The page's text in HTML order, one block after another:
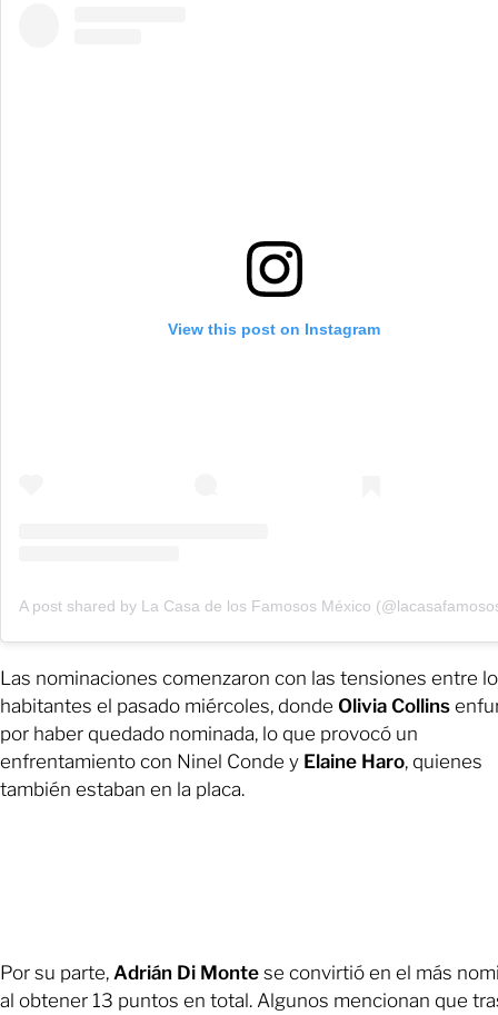
View this post on Instagram
A post shared by La Casa de los Famosos México
Las nominaciones comenzaron con las tensiones entre
habitantes el pasado miércoles, donde Olivia Collins
por haber quedado nominada, lo que provocó un
enfrentamiento con Ninel Conde y Elaine Haro, quienes
también estaban en la placa.
Por su parte, Adrián Di Monte se convirtió en el más
al obtener 13 puntos en total. Algunos mencionan que